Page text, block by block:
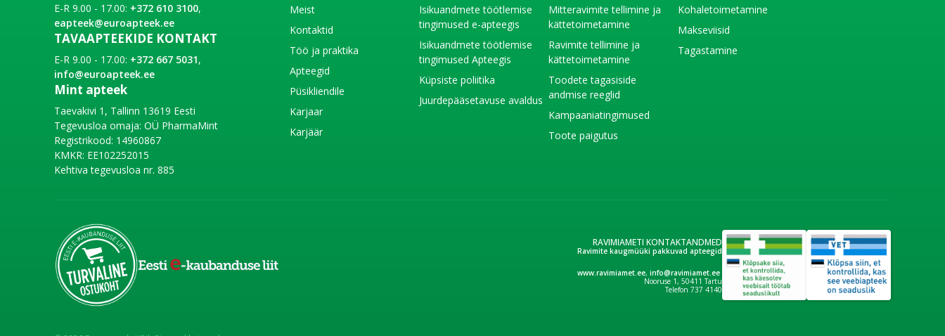
E-R 9.00 - 17.00: +372 610 3100,
eapteek@euroapteek.ee
TAVAAPTEEKIDE KONTAKT
E-R 9.00 - 17.00: +372 667 5031,
info@euroapteek.ee
Mint apteek
Taevakivi 1, Tallinn 13619 Eesti
Tegevusloa omaja: OÜ PharmaMint
Registrikood: 14960867
KMKR: EE102252015
Kehtiva tegevusloa nr. 885
Meist
Kontaktid
Töö ja praktika
Apteegid
Püsikliendile
Karjaar
Karjäär
Isikuandmete töötlemise
tingimused e-apteegis
Isikuandmete töötlemise
tingimused Apteegis
Küpsiste poliitika
Juurdepääsetavuse avaldus
Mitteravimite tellimine ja
kättetoimetamine
Ravimite tellimine ja
kättetoimetamine
Toodete tagasiside
andmise reeglid
Kampaaniatingimused
Toote paigutus
Kohaletoimetamine
Makseviisid
Tagastamine
RAVIMIAMETI KONTAKTANDMED
Ravimite kaugmüüki pakkuvad apteegid
www.ravimiamet.ee, info@ravimiamet.ee
Nooruse 1, 50411 Tartu
Telefon 737 4140